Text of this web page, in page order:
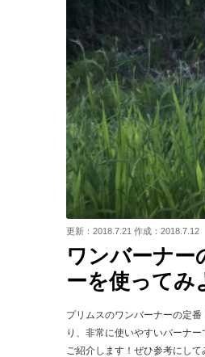
更新：2018.7.21 作成：2018.7.12
ワンバーナー
ーを使ってみ
プリムスのワンバーナーの定
り、非常に使いやすいバーナ
ご紹介します！ぜひ参考にして